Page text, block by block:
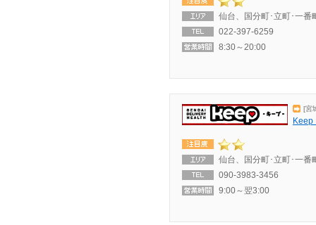
仙台、国分町･立町･一番
022-397-6259
8:30～20:00
[宮
Keep
仙台、国分町･立町･一番
090-3983-3456
9:00～翌3:00